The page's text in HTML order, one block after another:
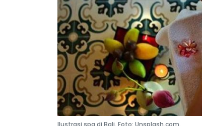
Ilustrasi spa di Bali. Foto: Unsplash.com.